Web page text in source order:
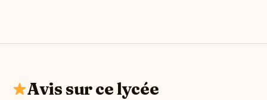
Avis sur ce lycée